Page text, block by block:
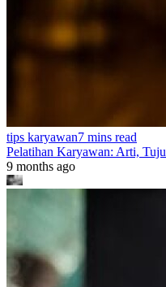
tips karyawan7 mins read
Pelatihan Karyawan: Arti,
9 months ago